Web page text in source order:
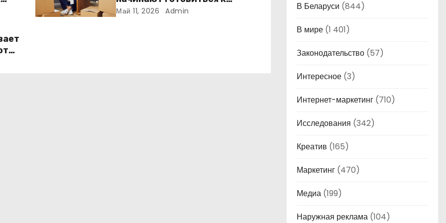
переезду заранее
Май 11, 2026 Admin В Беларуси (844)
В мире (1 401)
Законодательство (57)
Интересное (3)
Интернет-маркетинг (710)
Исследования (342)
Креатив (165)
Маркетинг (470)
Медиа (199)
Наружная реклама (104)